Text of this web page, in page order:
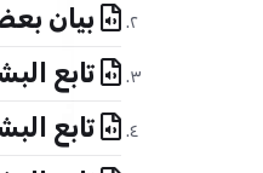
بيان
تابع
تابع